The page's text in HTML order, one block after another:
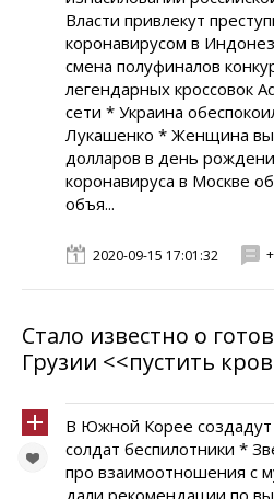
Власти привлекут
коронавирусом в
смена полуфиналов
легендарных кроссовок
сети * Украина
Лукашенко * Женщина
долларов в день
коронавируса в Москве
объя...
2020-09-15 17:01:32
Стало известно о
Грузии <<пустить
В Южной Корее создадут
солдат беспилотники *
про взаимоотношения с
дали рекомендации по